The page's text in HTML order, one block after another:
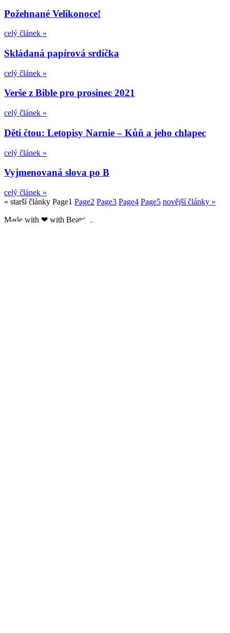
Požehnané Velikonoce!
celý článek »
Skládaná papírová srdíčka
celý článek »
Verše z Bible pro prosinec 2021
celý článek »
Děti čtou: Letopisy Narnie – Kůň a jeho chlapec
celý článek »
Vyjmenovaná slova po B
celý článek »
« starší články Page1 Page2 Page3 Page4 Page5 novější články »
Made with ❤ with Beatrice.